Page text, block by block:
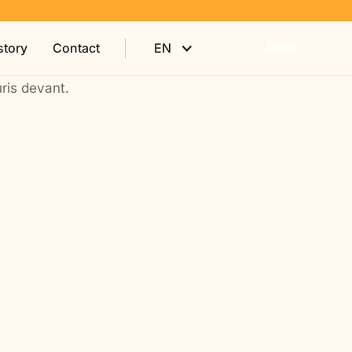
Contact EN